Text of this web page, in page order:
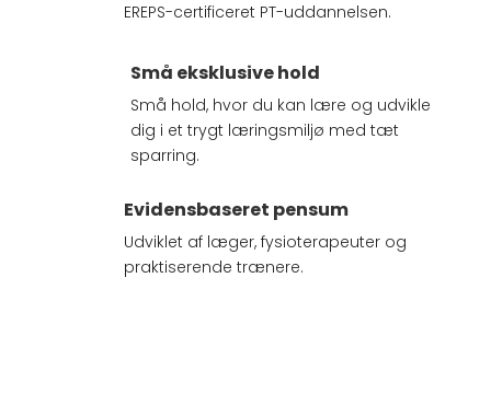
EREPS-certificeret PT-uddannelsen.
Små eksklusive hold
Små hold, hvor du kan lære og udvikle
dig i et trygt læringsmiljø med tæt
sparring.
Evidensbaseret pensum
Udviklet af læger, fysioterapeuter og
praktiserende trænere.